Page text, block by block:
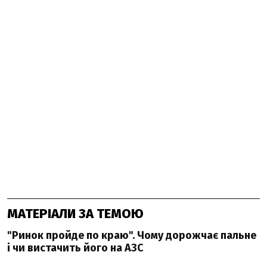
МАТЕРІАЛИ ЗА ТЕМОЮ
"Ринок пройде по краю". Чому дорожчає пальне
і чи вистачить його на АЗС